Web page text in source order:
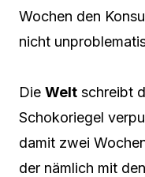
Wochen den
nicht
Die Welt schreibt
Schokoriegel
damit zwei
der nämlich mit